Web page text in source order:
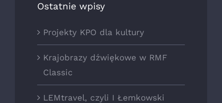
Ostatnie wpisy
Projekty KPO dla kultury
Krajobrazy dźwiękowe w RMF
Classic
LEMtravel, czyli I Łemkowski